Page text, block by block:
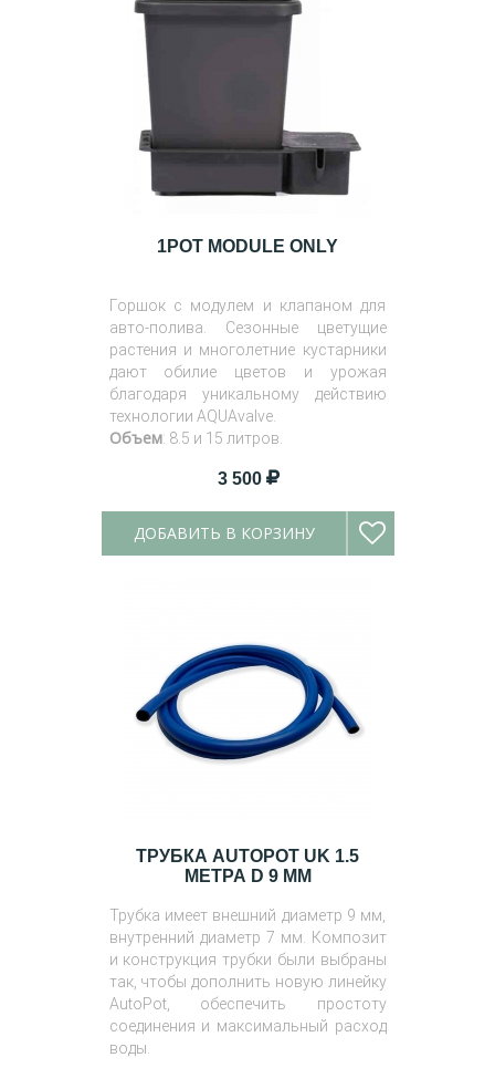
1POT MODULE ONLY
Горшок с модулем и клапаном для
авто-полива. Сезонные цветущие
растения и многолетние кустарники
дают обилие цветов и урожая
благодаря уникальному действию
технологии AQUAvalve.
Объем: 8.5 и 15 литров.
3 500
ДОБАВИТЬ В КОРЗИНУ
ТРУБКА AUTOPOT UK 1.5
МЕТРА D 9 ММ
Трубка имеет внешний диаметр 9 мм,
внутренний диаметр 7 мм. Композит
и конструкция трубки были выбраны
так, чтобы дополнить новую линейку
AutoPot, обеспечить простоту
соединения и максимальный расход
воды.